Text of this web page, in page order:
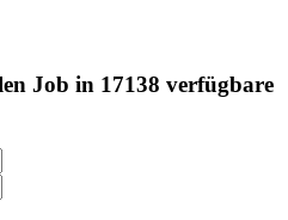
Job in 17138 verfügbare